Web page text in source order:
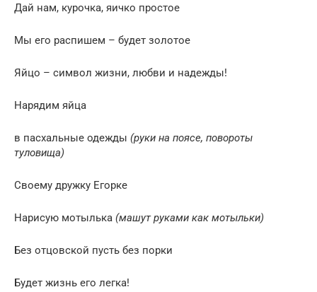
Дай нам, курочка, яичко простое
Мы его распишем – будет золотое
Яйцо – символ жизни, любви и надежды!
Нарядим яйца
в пасхальные одежды (руки на поясе, повороты
туловища)
Своему дружку Егорке
Нарисую мотылька (машут руками как мотыльки)
Без отцовской пусть без порки
Будет жизнь его легка!